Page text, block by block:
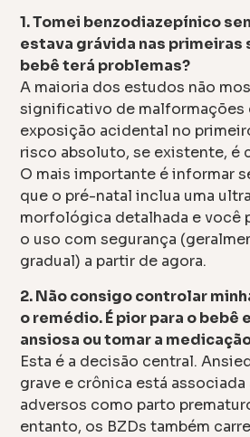
1. Tomei benzodiazepínico
estava grávida nas primeiras
bebê terá problemas?
A maioria dos estudos não
significativo de malformações
exposição acidental no
risco absoluto, se existente, é
O mais importante é informar
que o pré-natal inclua uma
morfológica detalhada e você
o uso com segurança
gradual) a partir de agora.
2. Não consigo controlar
o remédio. É pior para o bebê
ansiosa ou tomar a
Esta é a decisão central.
grave e crônica está
adversos como parto
entanto, os BZDs também